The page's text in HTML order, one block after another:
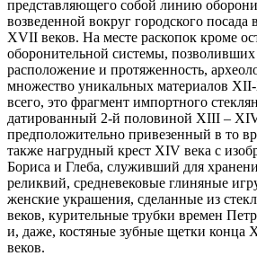
представляющего собой линию
возведенной вокруг городского
XVII веков. На месте раскопок кроме
оборонительной системы, позволивших
расположение и протяженность,
множество уникальных материалов
всего, это фрагмент импортного
датированный 2-й половиной XIII –
предположительно привезенный в то
также нагрудный крест XIV века с
Бориса и Глеба, служивший для
реликвий, средневековые глиняные
женские украшения, сделанные из
веков, курительные трубки времен
и, даже, костяные зубные щетки конца
веков.